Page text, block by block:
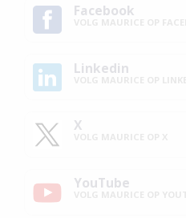
Facebook
Linkedin
X
YouTube